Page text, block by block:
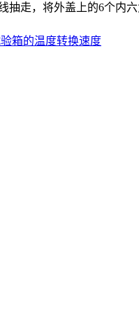
走，将外盖上的6个内
箱的温度转换速度